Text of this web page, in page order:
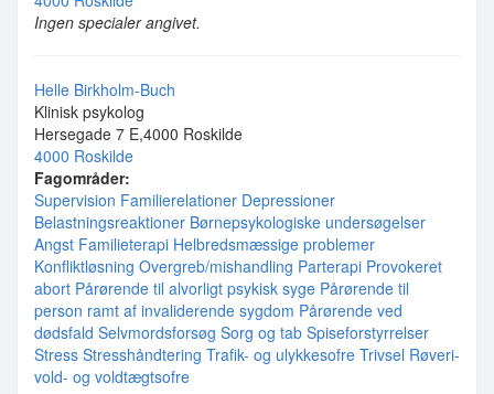
Ingen specialer angivet.
Helle Birkholm-Buch
Klinisk psykolog
Hersegade 7 E,4000 Roskilde
4000 Roskilde
Fagområder:
Supervision Familierelationer Depressioner
Belastningsreaktioner Børnepsykologiske undersøgelser
Angst Familieterapi Helbredsmæssige problemer
Konfliktløsning Overgreb/mishandling Parterapi Provokeret
abort Pårørende til alvorligt psykisk syge Pårørende til
person ramt af invaliderende sygdom Pårørende ved
dødsfald Selvmordsforsøg Sorg og tab Spiseforstyrrelser
Stress Stresshåndtering Trafik- og ulykkesofre Trivsel Røveri-
vold- og voldtægtsofre